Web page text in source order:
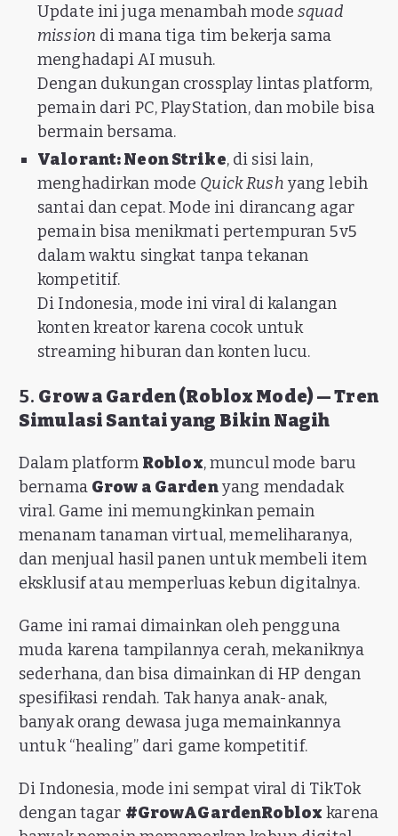
Update ini juga menambah mode squad
mission di mana tiga tim bekerja sama
menghadapi AI musuh.
Dengan dukungan crossplay lintas platform,
pemain dari PC, PlayStation, dan mobile bisa
bermain bersama.
Valorant: Neon Strike, di sisi lain,
menghadirkan mode Quick Rush yang lebih
santai dan cepat. Mode ini dirancang agar
pemain bisa menikmati pertempuran 5v5
dalam waktu singkat tanpa tekanan
kompetitif.
Di Indonesia, mode ini viral di kalangan
konten kreator karena cocok untuk
streaming hiburan dan konten lucu.
5. Grow a Garden (Roblox Mode) — Tren
Simulasi Santai yang Bikin Nagih
Dalam platform Roblox, muncul mode baru
bernama Grow a Gardenyang mendadak
viral. Game ini memungkinkan pemain
menanam tanaman virtual, memeliharanya,
dan menjual hasil panen untuk membeli item
eksklusif atau memperluas kebun digitalnya.
Game ini ramai dimainkan oleh pengguna
muda karena tampilannya cerah, mekaniknya
sederhana, dan bisa dimainkan di HP dengan
spesifikasi rendah. Tak hanya anak-anak,
banyak orang dewasa juga memainkannya
untuk “healing” dari game kompetitif.
Di Indonesia, mode ini sempat viral di TikTok
dengan tagar #GrowAGardenRoblox karena